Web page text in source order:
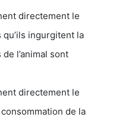
directement le
ingurgitent la
l’animal sont
directement le
de la